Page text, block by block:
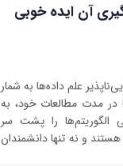
آن ایده خوبی
علم داده‌ها به شمار
در مدت مطالعات خود، به
را پشت سر
و نه تنها دانشمندان